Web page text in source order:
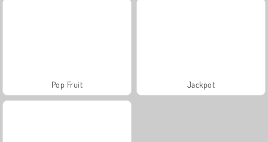
Pop Fruit Jackpot